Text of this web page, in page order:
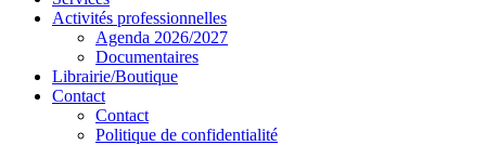
Activités professionnelles
Agenda 2026/2027
Documentaires
Librairie/Boutique
Contact
Contact
Politique de confidentialité